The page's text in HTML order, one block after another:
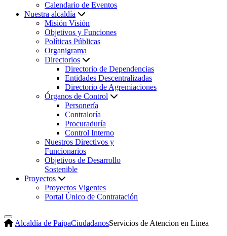
Calendario de Eventos
Nuestra alcaldía
Misión Visión
Objetivos y Funciones
Políticas Públicas
Organigrama
Directorios
Directorio de Dependencias
Entidades Descentralizadas
Directorio de Agremiaciones
Órganos de Control
Personería
Contraloría
Procuraduría
Control Interno
Nuestros Directivos y
Funcionarios
Objetivos de Desarrollo
Sostenible
Proyectos
Proyectos Vigentes
Portal Único de Contratación
Alcaldía de PaipaCiudadanosServicios de Atencion en Linea